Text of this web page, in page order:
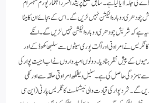
جگہ لایا گیا ہے۔ سابق ضلع پریشد افسر راجکمار پورم سہسرام
دوبارہ الیکشن نہیں لڑیں گے۔ اس کے بجائے ان کا بیٹا
ہے کہ شریش چودھری دوبارہ الیکشن نہیں لڑیں گے۔ انکے
نے امراوتی اور اگت پوری سیٹوں سے سلبھا کھوڈکے اور
کے پیش نظر ہٹا دیا۔ دونوں امیدواروں نے اب اجیت پوار کی
نامزدگی حاصل کی ہے۔ سنیل دیشمکھ امراوتی حلقہ سے اور لکی
گے۔شرد پوار کی قیادت والی نیشنلسٹ کانگریس پارٹی (این سی